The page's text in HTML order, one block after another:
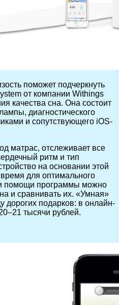
поможет подчеркнуть
от компании Withings
качества сна. Она состоит
диагностического
и сопутствующего iOS-
матрас, отслеживает все
ритм и тип
на основании этой
для оптимального
помощи программы можно
и сравнивать их. «Умная»
дорогих подарков: в онлайн-
тысячи рублей.